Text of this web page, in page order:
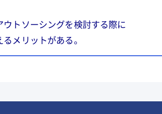
トソーシングを検討する際に
メリットがある。